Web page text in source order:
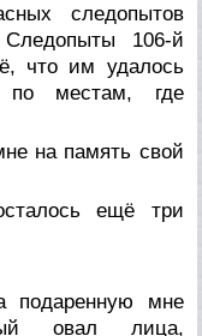
следопытов
106-й
что им удалось
по местам, где
на память свой
ещё три
подаренную мне
овал лица,